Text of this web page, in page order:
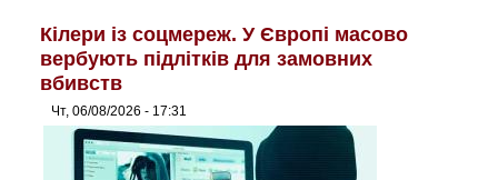
Кілери із соцмереж. У Європі масово
вербують підлітків для замовних
вбивств
Чт, 06/08/2026 - 17:31